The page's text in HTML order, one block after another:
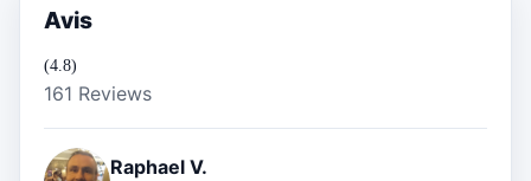
Avis
(4.8)
161 Reviews
Raphael V.